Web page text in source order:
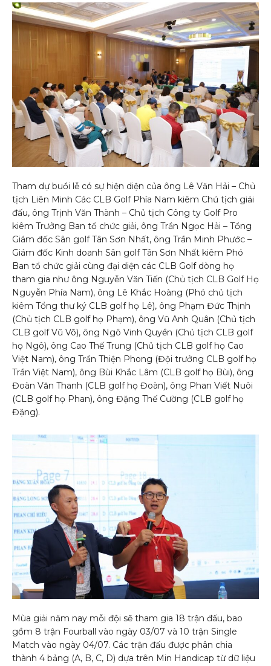
Tham dự buổi lễ có sự hiện diện của ông Lê Văn Hải – Chủ
tịch Liên Minh Các CLB Golf Phía Nam kiêm Chủ tịch giải
đấu, ông Trịnh Văn Thành – Chủ tịch Công ty Golf Pro
kiêm Trưởng Ban tổ chức giải, ông Trần Ngọc Hải – Tổng
Giám đốc Sân golf Tân Sơn Nhất, ông Trần Minh Phước –
Giám đốc Kinh doanh Sân golf Tân Sơn Nhất kiêm Phó
Ban tổ chức giải cùng đại diện các CLB Golf dòng họ
tham gia như ông Nguyễn Văn Tiến (Chủ tịch CLB Golf Họ
Nguyễn Phía Nam), ông Lê Khắc Hoàng (Phó chủ tịch
kiêm Tổng thư ký CLB golf họ Lê), ông Phạm Đức Thịnh
(Chủ tịch CLB golf họ Phạm), ông Vũ Anh Quân (Chủ tịch
CLB golf Vũ Võ), ông Ngô Vinh Quyền (Chủ tịch CLB golf
họ Ngô), ông Cao Thế Trung (Chủ tịch CLB golf họ Cao
Việt Nam), ông Trần Thiện Phong (Đội trưởng CLB golf họ
Trần Việt Nam), ông Bùi Khắc Lâm (CLB golf họ Bùi), ông
Đoàn Văn Thanh (CLB golf họ Đoàn), ông Phan Viết Nuôi
(CLB golf họ Phan), ông Đặng Thế Cường (CLB golf họ
Đặng).
Mùa giải năm nay mỗi đội sẽ tham gia 18 trận đấu, bao
gồm 8 trận Fourball vào ngày 03/07 và 10 trận Single
Match vào ngày 04/07. Các trận đấu được phân chia
thành 4 bảng (A, B, C, D) dựa trên Min Handicap từ dữ liệu